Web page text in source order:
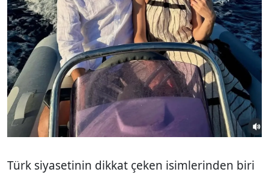
Türk siyasetinin dikkat çeken isimlerinden biri